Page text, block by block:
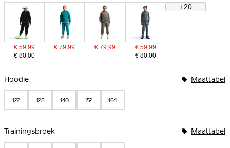
€ 59,99
€ 80,00
€ 79,99 € 79,99
€ 59,99
€ 80,00
+20
Hoodie Maattabel
122 128 140 152 164
Trainingsbroek Maattabel